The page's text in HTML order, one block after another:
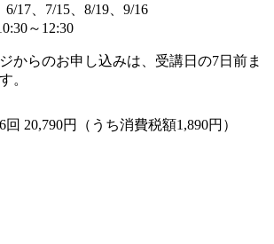
6/17、7/15、8/19、9/16
～12:30
からのお申し込みは、受講日の7日前ま
。
回 20,790円（うち消費税額1,890円）